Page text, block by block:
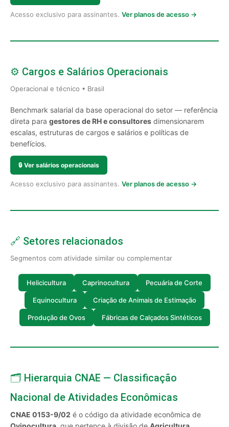
Acesso exclusivo para assinantes. Ver planos de acesso →
⚙️ Cargos e Salários Operacionais
Operacional e técnico • Brasil
Benchmark salarial da base operacional do setor — referência
direta para gestores de RH e consultores dimensionarem
escalas, estruturas de cargos e salários e políticas de
benefícios.
🔒 Ver salários operacionais
Acesso exclusivo para assinantes. Ver planos de acesso →
🔗 Setores relacionados
Segmentos com atividade similar ou complementar
Helicicultura Caprinocultura Pecuária de Corte
Equinocultura Criação de Animais de Estimação
Produção de Ovos Fábricas de Calçados Sintéticos
🗂️ Hierarquia CNAE — Classificação
Nacional de Atividades Econômicas
CNAE 0153-9/02 é o código da atividade econômica de